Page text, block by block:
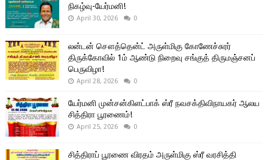
நிகழ்வு-யேர்மனி!
April 30, 2026 0
லன்டன் சௌத்தென்ட் அருள்மிகு கோணேச்சுரர்
திருக்கோவில் 1ம் ஆண்டு நிறைவு சங்குத் திருமஞ்சனப்
பெருவிழா!
April 28, 2026 0
யேர்மனி முன்சன்கிளட்பாக் ஸ்ரீ நவசக்திவிநாயகர் ஆலய
சித்திரா பூரணைம்!
April 25, 2026 0
சித்திராப் பூரணை விரதம் அருள்மிகு ஸ்ரீ வரசித்தி